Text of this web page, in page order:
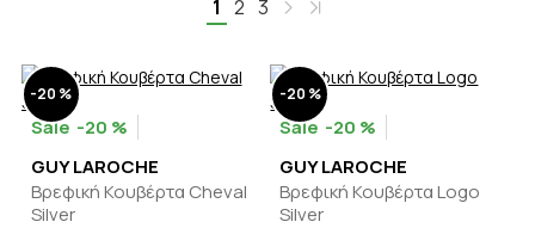
1 2 3
-20 %
-20 %
GUY LAROCHE
Βρεφική Κουβέρτα Cheval
Silver
-20 %
-20 %
GUY LAROCHE
Βρεφική Κουβέρτα Logo
Silver